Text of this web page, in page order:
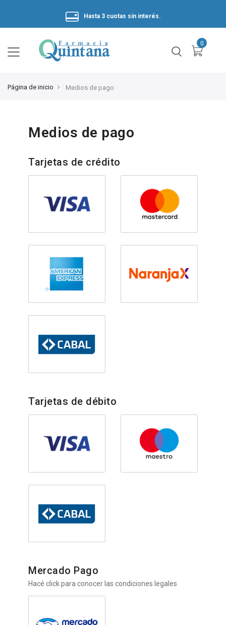
Hasta 3 cuotas sin interés.
Página de inicio Medios de pago
Medios de pago
Tarjetas de crédito
Tarjetas de débito
Mercado Pago
Hacé click para conocer las condiciones legales